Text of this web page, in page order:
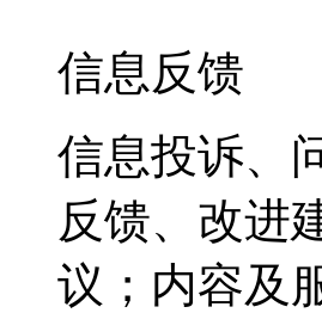
信息反馈
信息投诉、
反馈、改进
议；内容及